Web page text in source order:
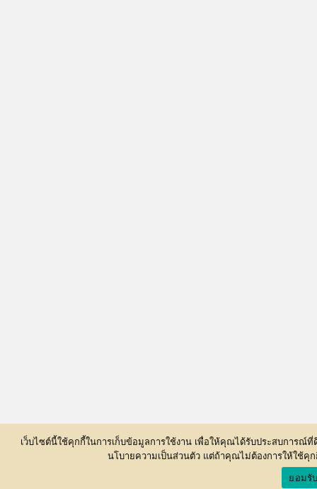
เว็บไซต์นี้ใช้คุกกี้ในการเก็บข้อมูลการใช้งาน เพื่อให้คุณได้รับประสบการ
นโบายความเป็นส่วนตัว แต่ถ้าคุณไม่ต้องการให้ใช้คุ
ยอมรั